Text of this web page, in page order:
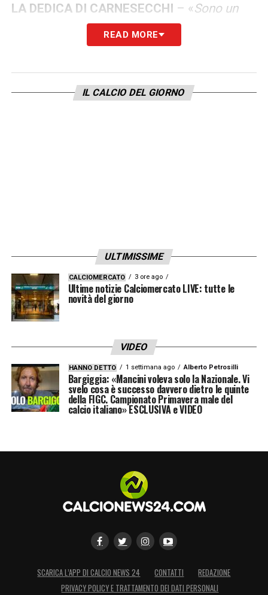
LA DEDICA DI CARNESECCHI – «Sono un
po’ emozionato quando sento parlare così i
miei ragazzi. Li ringrazio perché con loro si è
subito e non era scontato. Era una squadra
in difficoltà, demotivata. Li abbiamo portati
essere stato molto apprezzato da ragazzi e
tifosi, spero anche dalla società. Non ho
rimpianti, lavoro giorno e notte. Poi le
valutazioni le farà la società. La
soddisfazione più grande è la risposta
LA PLAYLIST DELLE NOSTRE TOP NEWS
READ MORE
IL CALCIO DEL GIORNO
ULTIMISSIME
CALCIOMERCATO 3 ore ago
Ultime notizie Calciomercato LIVE: tutte le
novità del giorno
VIDEO
HANNO DETTO 1 settimana ago Alberto Petrosilli
Bargiggia: «Mancini voleva solo la Nazionale. Vi
svelo cosa è successo davvero dietro le quinte
della FIGC. Campionato Primavera male del
calcio italiano» ESCLUSIVA e VIDEO
SCARICA L’APP DI CALCIO NEWS 24 CONTATTI
REDAZIONE
PRIVACY POLICY E TRATTAMENTO DEI DATI PERSONALI